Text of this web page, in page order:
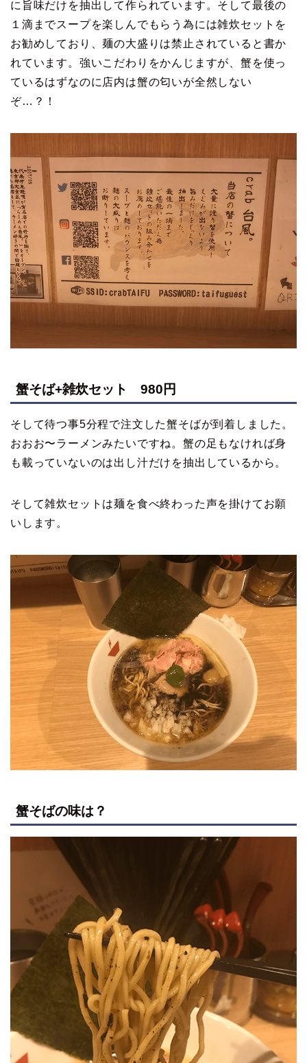
に旨味だけを抽出して作られています。そして最後の
１滴までスープを楽しんでもらう為には雑炊セットを
お勧めしており、麺の大盛りは禁止されていると書か
れています。強いこだわりをかんじますが、蟹を使っ
ているはずなのに店内は蟹の匂いが全然しない
ぞ…？！
蟹そば+雑炊セット 980円
そして待つ事5分程で注文した蟹そばが到着しました。
おおお〜ラーメンみたいですね。蟹の足もなければ身
も載っていないのは出し汁だけを抽出しているから。
そして雑炊セットは麺を食べ終わった声を掛けてお願
いします。
蟹そばの味は？